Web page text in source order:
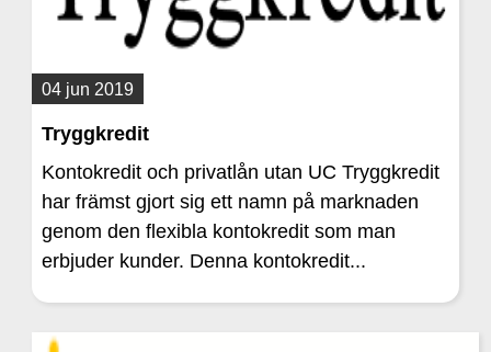
04 jun 2019
Tryggkredit
Kontokredit och privatlån utan UC Tryggkredit
har främst gjort sig ett namn på marknaden
genom den flexibla kontokredit som man
erbjuder kunder. Denna kontokredit...